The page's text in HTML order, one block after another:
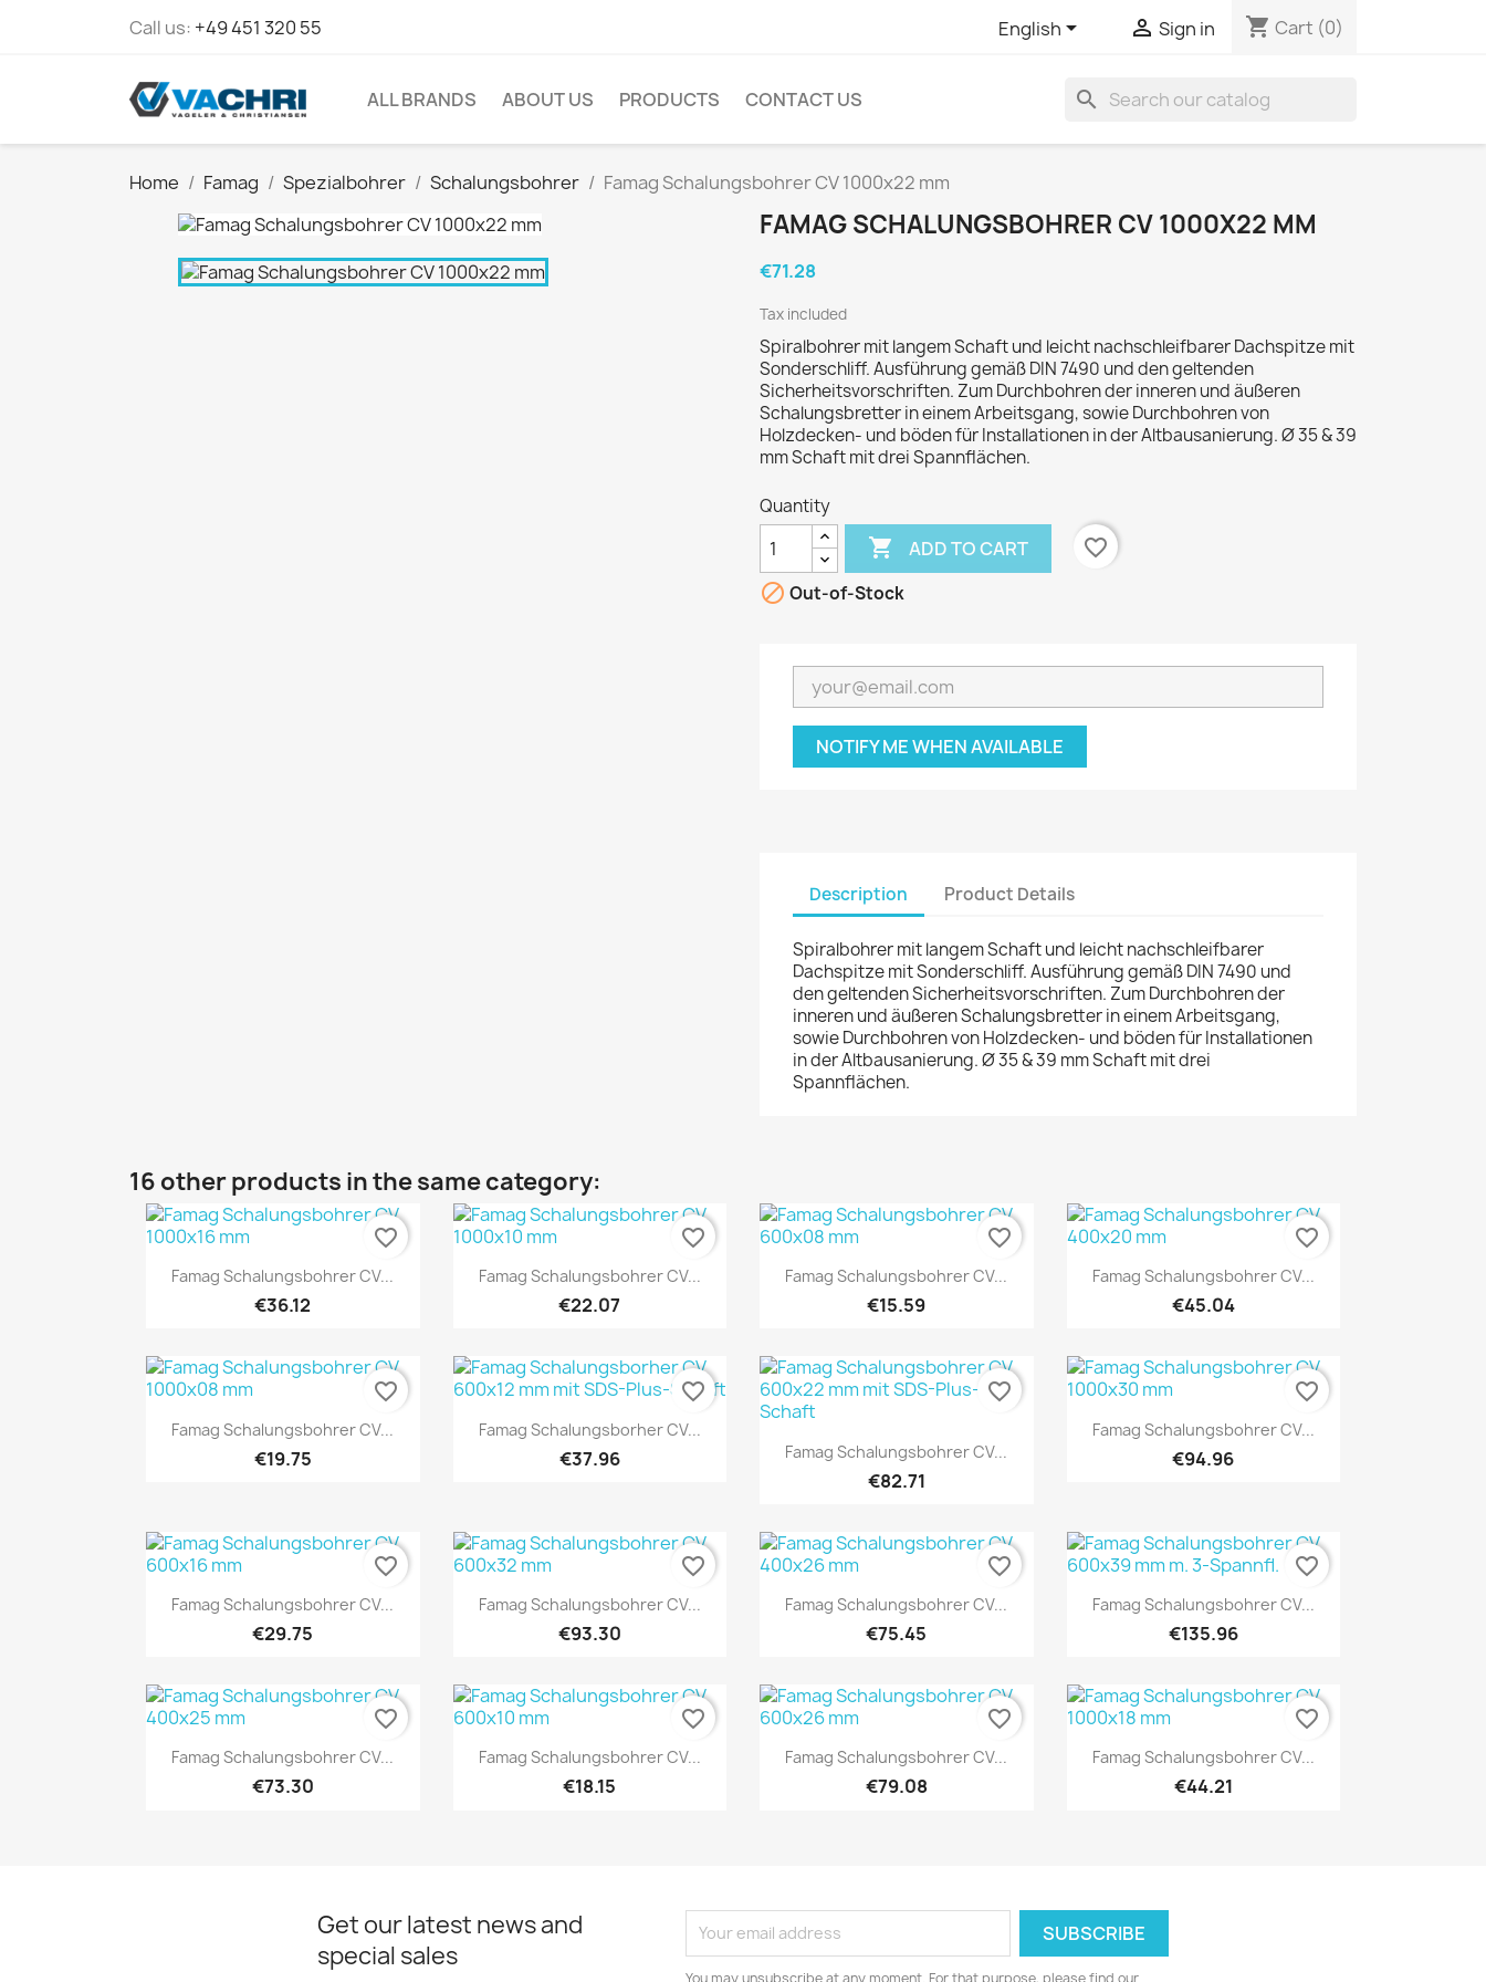
Call us: +49 451 320 55 English  Sign in shopping_cart Cart (0)
ALL BRANDS ABOUT US PRODUCTS CONTACT US search
Home Famag Spezialbohrer Schalungsbohrer Famag Schalungsbohrer CV 1000x22 mm
FAMAG SCHALUNGSBOHRER CV 1000X22 MM
€71.28
Tax included
Spiralbohrer mit langem Schaft und leicht nachschleifbarer Dachspitze mit
Sonderschliff. Ausführung gemäß DIN 7490 und den geltenden
Sicherheitsvorschriften. Zum Durchbohren der inneren und äußeren
Schalungsbretter in einem Arbeitsgang, sowie Durchbohren von
Holzdecken- und böden für Installationen in der Altbausanierung. Ø 35 & 39
mm Schaft mit drei Spannflächen.
Quantity
 ADD TO CART
favorite_border
 Out-of-Stock
NOTIFY ME WHEN AVAILABLE
Description Product Details
Spiralbohrer mit langem Schaft und leicht nachschleifbarer
Dachspitze mit Sonderschliff. Ausführung gemäß DIN 7490 und
den geltenden Sicherheitsvorschriften. Zum Durchbohren der
inneren und äußeren Schalungsbretter in einem Arbeitsgang,
sowie Durchbohren von Holzdecken- und böden für Installationen
in der Altbausanierung. Ø 35 & 39 mm Schaft mit drei
Spannflächen.
16 other products in the same category:
Quick view
Famag Schalungsbohrer CV...
€36.12
favorite_border
Quick view
Famag Schalungsbohrer CV...
€22.07
favorite_border
Quick view
Famag Schalungsbohrer CV...
€15.59
favorite_border
Quick view
Famag Schalungsbohrer CV...
€45.04
favorite_border
Quick view
Famag Schalungsbohrer CV...
€19.75
favorite_border
Quick view
Famag Schalungsborher CV...
€37.96
favorite_border
Quick view
Famag Schalungsbohrer CV...
€82.71
favorite_border
Quick view
Famag Schalungsbohrer CV...
€94.96
favorite_border
Quick view
Famag Schalungsbohrer CV...
€29.75
favorite_border
Quick view
Famag Schalungsbohrer CV...
€93.30
favorite_border
Quick view
Famag Schalungsbohrer CV...
€75.45
favorite_border
Quick view
Famag Schalungsbohrer CV...
€135.96
favorite_border
Quick view
Famag Schalungsbohrer CV...
€73.30
favorite_border
Quick view
Famag Schalungsbohrer CV...
€18.15
favorite_border
Quick view
Famag Schalungsbohrer CV...
€79.08
favorite_border
Quick view
Famag Schalungsbohrer CV...
€44.21
favorite_border
Get our latest news and
special sales
You may unsubscribe at any moment. For that purpose, please find our